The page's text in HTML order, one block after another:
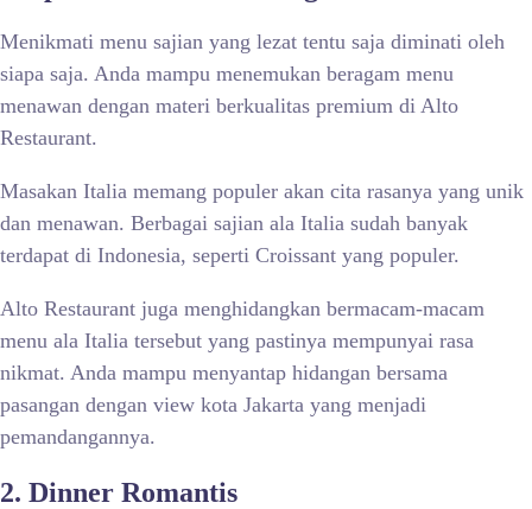
Menikmati menu sajian yang lezat tentu saja diminati oleh
siapa saja. Anda mampu menemukan beragam menu
menawan dengan materi berkualitas premium di Alto
Restaurant.
Masakan Italia memang populer akan cita rasanya yang unik
dan menawan. Berbagai sajian ala Italia sudah banyak
terdapat di Indonesia, seperti Croissant yang populer.
Alto Restaurant juga menghidangkan bermacam-macam
menu ala Italia tersebut yang pastinya mempunyai rasa
nikmat. Anda mampu menyantap hidangan bersama
pasangan dengan view kota Jakarta yang menjadi
pemandangannya.
2. Dinner Romantis